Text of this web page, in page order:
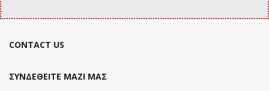
CONTACT US
ΣΥΝΔΕΘΕΙΤΕ ΜΑΖΙ ΜΑΣ